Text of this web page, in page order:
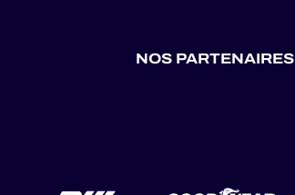
NOS PARTENAIRES